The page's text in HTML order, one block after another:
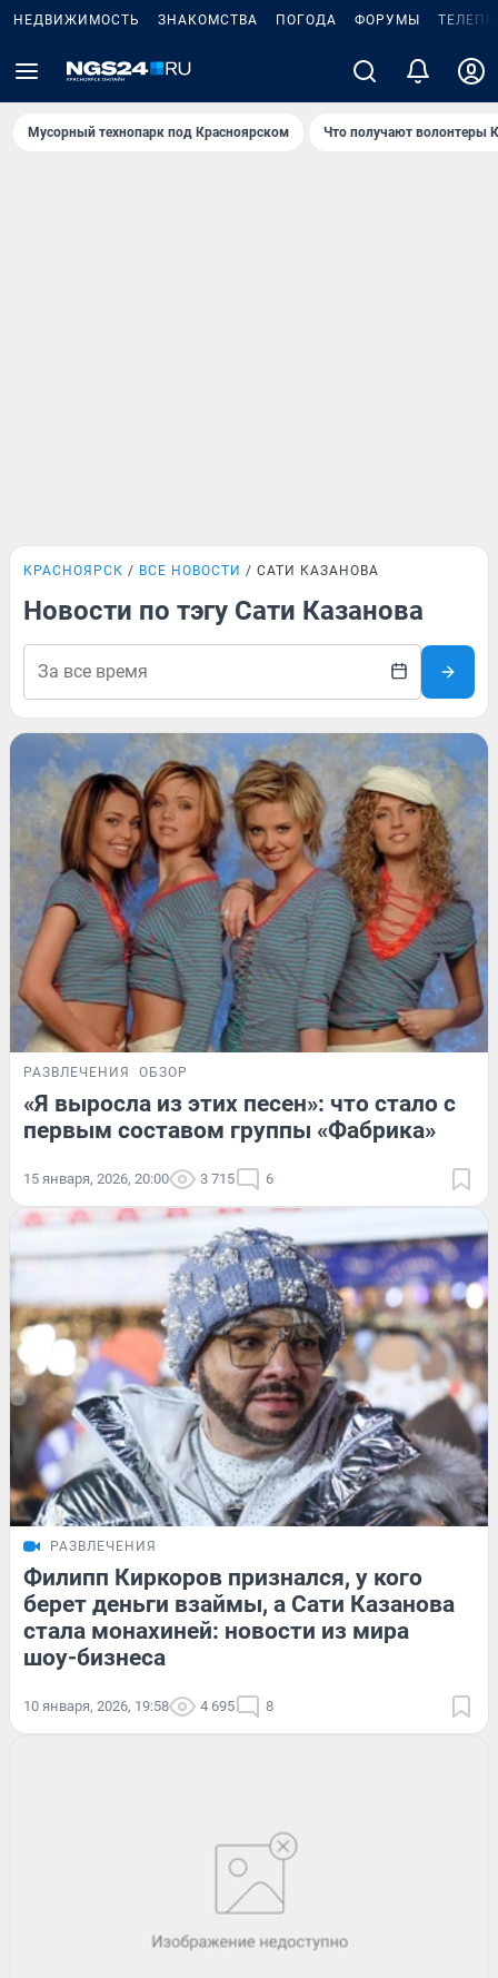
НЕДВИЖИМОСТЬ ЗНАКОМСТВА ПОГОДА ФОРУМЫ
Мусорный технопарк под Крaсноярском Что получают волонтеры
КРАСНОЯРСК ВСЕ НОВОСТИ САТИ КАЗАНОВА
Новости по тэгу Сати Казанова
РАЗВЛЕЧЕНИЯ ОБЗОР
«Я выросла из этих песен»: что стало с
первым составом группы «Фабрика»
15 января, 2026, 20:00 3 715 6
РАЗВЛЕЧЕНИЯ
Филипп Киркоров признался, у кого
берет деньги взаймы, а Сати Казанова
стала монахиней: новости из мира
шоу-бизнеса
10 января, 2026, 19:58 4 695 8